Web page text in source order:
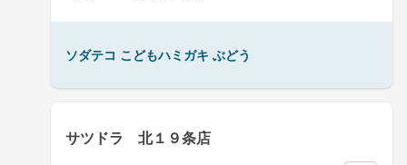
ソダテコ こどもハミガキ ぶどう
サツドラ 北１９条店